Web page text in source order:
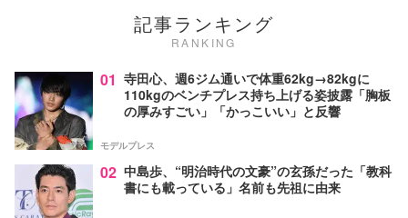
記事ランキング
RANKING
01 寺田心、週6ジム通いで体重62kg→82kgに
110kgのベンチプレス持ち上げる姿披露「胸板
の厚みすごい」「かっこいい」と反響
モデルプレス
02 中島歩、“明治時代の文豪”の玄孫だった「教科
書にも載っている」名前も先祖に由来